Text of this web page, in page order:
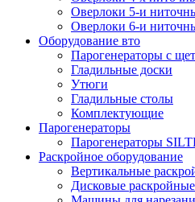
Оверлоки 5-и
Оверлоки 6-и
Оборудование вто
Парогенераторы с
Гладильные доски
Утюги
Гладильные столы
Комплектующие
Парогенераторы
Парогенераторы
Раскройное оборудование
Вертикальные
Дисковые